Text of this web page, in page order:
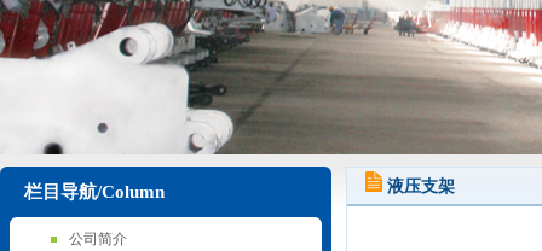
栏目导航/Column
公司简介
液压支架